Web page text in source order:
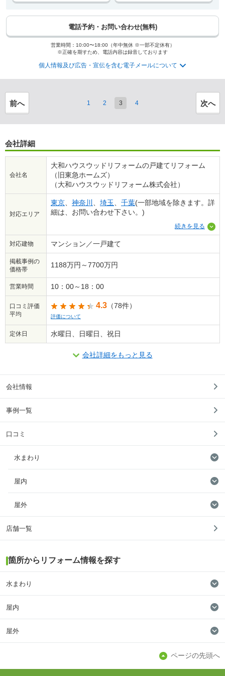
電話予約・お問い合わせ(無料)
営業時間：10:00〜18:00（年中無休 ※一部不定休有）
※正確を期すため、電話内容は録音しております
個人情報及び広告・宣伝を含む電子メールについて
前へ 1 2 3 4 次へ
会社詳細
会社名
大和ハウスウッドリフォームの戸建てリフォーム
（旧東急ホームズ）
（大和ハウスウッドリフォーム株式会社）
対応エリア
東京 神奈川 埼玉 千葉(一部地域を除きます。詳
細は、お問い合わせ下さい。)
続きを見る
対応建物 マンション／一戸建て
掲載事例の
価格帯
1188万円～7700万円
営業時間 10：00～18：00
口コミ評価
平均
4.3 （78件）
評価について
定休日 水曜日、日曜日、祝日
会社詳細をもっと見る
会社情報
事例一覧
口コミ
水まわり
屋内
屋外
店舗一覧
箇所からリフォーム情報を探す
水まわり
屋内
屋外
ページの先頭へ